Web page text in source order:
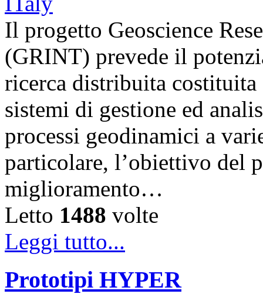
Il progetto Geoscience
(GRINT) prevede il
ricerca distribuita
sistemi di gestione ed
processi geodinamici a
particolare, l’obiettivo del
miglioramento…
Letto 1488 volte
Leggi tutto...
Prototipi HYPER